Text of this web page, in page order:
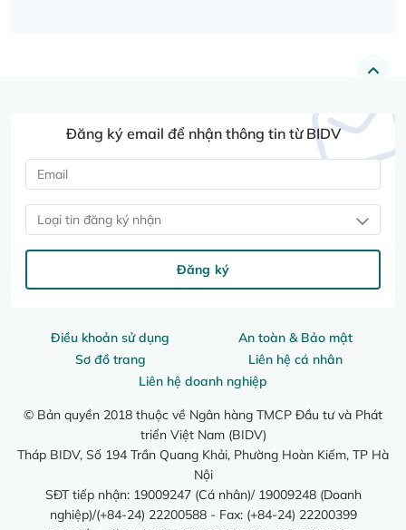
Điều khoản sử dụng
An toàn & Bảo mật
Sơ đồ trang
Liên hệ cá nhân
Liên hệ doanh nghiệp
© Bản quyền 2018 thuộc về Ngân hàng TMCP Đầu tư và Phát
triển Việt Nam (BIDV)
Tháp BIDV, Số 194 Trần Quang Khải, Phường Hoàn Kiếm, TP Hà
Nội
SĐT tiếp nhận: 19009247 (Cá nhân)/ 19009248 (Doanh
nghiệp)/(+84-24) 22200588 - Fax: (+84-24) 22200399
Đăng ký email để nhận thông tin từ BIDV
Loại tin đăng ký nhận
Đăng ký